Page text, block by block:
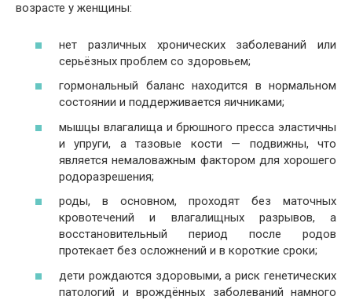
возрасте у женщины:
нет различных хронических заболеваний или
серьёзных проблем со здоровьем;
гормональный баланс находится в нормальном
состоянии и поддерживается яичниками;
мышцы влагалища и брюшного пресса эластичны
и упруги, а тазовые кости — подвижны, что
является немаловажным фактором для хорошего
родоразрешения;
роды, в основном, проходят без маточных
кровотечений и влагалищных разрывов, а
восстановительный период после родов
протекает без осложнений и в короткие сроки;
дети рождаются здоровыми, а риск генетических
патологий и врождённых заболеваний намного